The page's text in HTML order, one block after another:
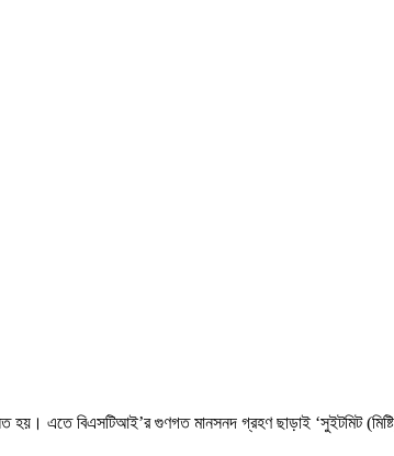
হয়। এতে বিএসটিআই’র গুণগত মানসনদ গ্রহণ ছাড়াই ‘সুইটমিট